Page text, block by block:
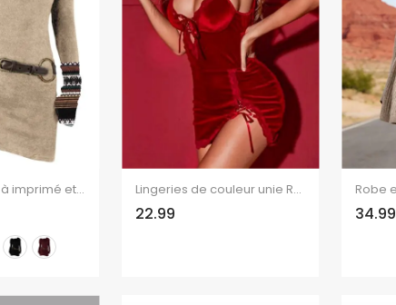
Robe en tricot à imprimé ethnique et col oblique, robe à manches longues avec boucle en O Lingeries de couleur unie Robe à lacets festonnée Bodycon Lingeries
22.99 34.99